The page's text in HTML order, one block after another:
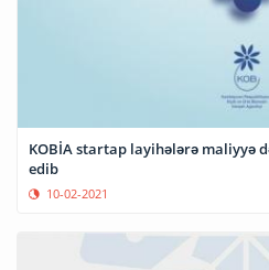
KOBİA startap layihələrə maliyyə
edib
10-02-2021